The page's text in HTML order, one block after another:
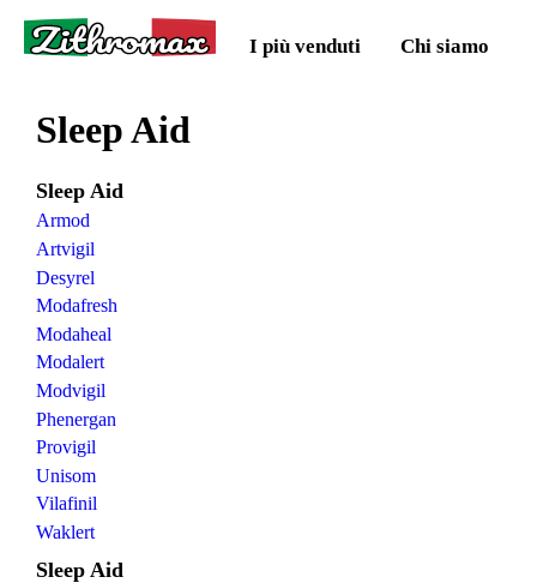
Zithromax I più venduti Chi siamo
Sleep Aid
Sleep Aid
Armod
Artvigil
Desyrel
Modafresh
Modaheal
Modalert
Modvigil
Phenergan
Provigil
Unisom
Vilafinil
Waklert
Sleep Aid